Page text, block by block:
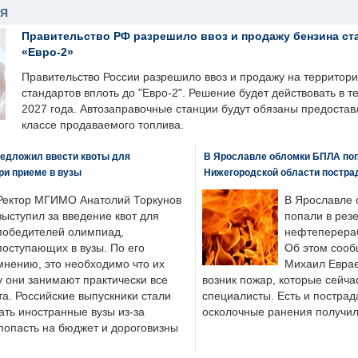
Правительство РФ разрешило ввоз и продажу бензина
«Евро-2»
Правительство России разрешило ввоз и продажу на
стандартов вплоть до "Евро-2". Решение будет действовать в
2027 года. Автозаправочные станции будут обязаны
классе продаваемого топлива.
ввести квоты для
приеме в вузы
МГИМО Анатолий Торкунов
за введение квот для
олимпиад,
в вузы. По его
это необходимо что их
они занимают практически все
Российские выпускники стали
иностранные вузы из-за
на бюджет и дороговизны
В Ярославле обломки БПЛА
Нижегородской области
В Ярославле
попали в
Об этом
Михаил
возник пожар, которые
специалисты. Есть и
осколочные ранения